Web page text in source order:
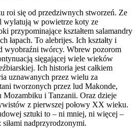
roi się od przedziwnych stworzeń. Ze
wylatują w powietrze koty ze
przypominające kształtem salamandry
łapach. To alebrijes. Ich kształty i
wyobraźni twórcy. Wbrew pozorom
sięgającej wiele wieków
Ich historia jest całkiem
uznawanych przez wielu za
tworzonych przez lud Makonde,
Mozambiku i Tanzanii. Oraz dzieje
z pierwszej połowy XX wieku.
sztuki to – ni mniej, ni więcej –
nadprzyrodzonymi.